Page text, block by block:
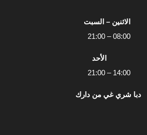
الاثنين – السبت
08:00 – 21:00
الأحد
14:00 – 21:00
دبا شري غي من دارك